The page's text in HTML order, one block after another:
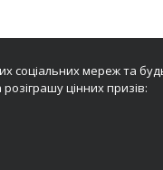
соціальних мереж та
цінних призів: